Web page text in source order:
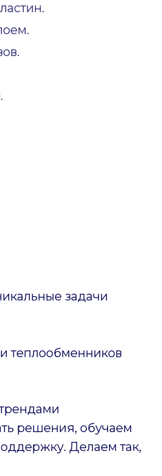
задачи
теплообменников
решения, обучаем
Делаем так,